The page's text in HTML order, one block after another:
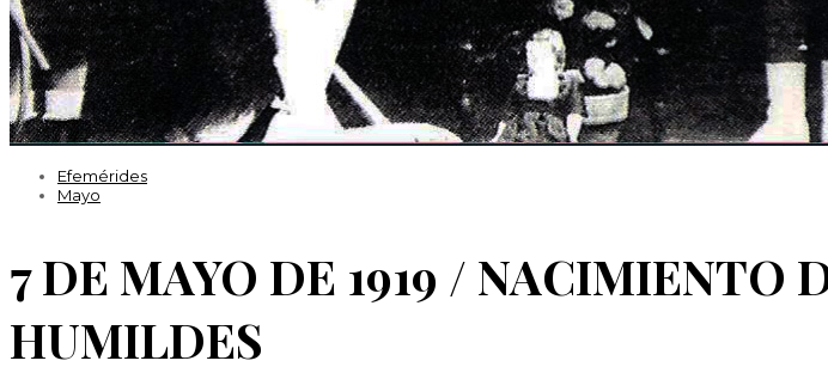
Efemérides
Mayo
7 DE MAYO DE 1919 / NACIMIENTO
HUMILDES